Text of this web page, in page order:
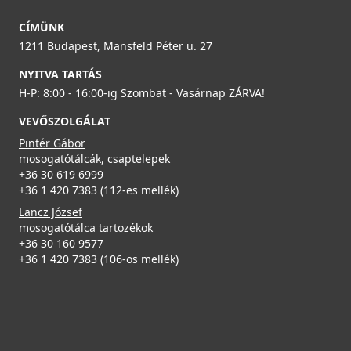
89 990 Ft
Részletek
ELLECI - Gránit mosogatótálca Quadra 130 G51
LGQ13051
109 990 Ft
ELLECI - Csaptelep Senna G40
78 990 Ft
ELLECI - Csaptelep Senna G68
CÍMÜNK
1211 Budapest, Mansfeld Péter u. 27
NYITVA TARTÁS
H-P: 8:00 - 16:00-ig Szombat - Vasárnap ZÁRVA!
VEVŐSZOLGÁLAT
Pintér Gábor
mosogatótálcák, csaptelepek
+36 30 619 6999
+36 1 420 7383 (112-es mellék)
Lancz József
mosogatótálca tartozékok
+36 30 160 9577
+36 1 420 7383 (106-os mellék)